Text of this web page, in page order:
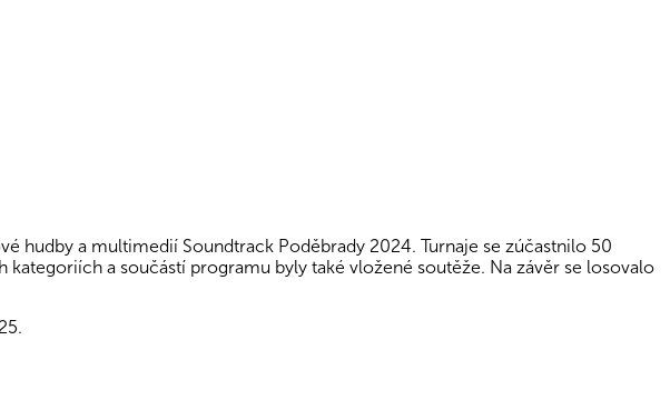
hudby a multimedií Soundtrack Poděbrady 2024. Turnaje se zúčastnilo 50
a součástí programu byly také vložené soutěže. Na závěr se losovalo